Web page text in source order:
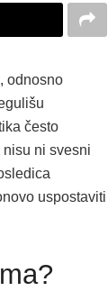
odnosno
često
ni svesni
uspostaviti